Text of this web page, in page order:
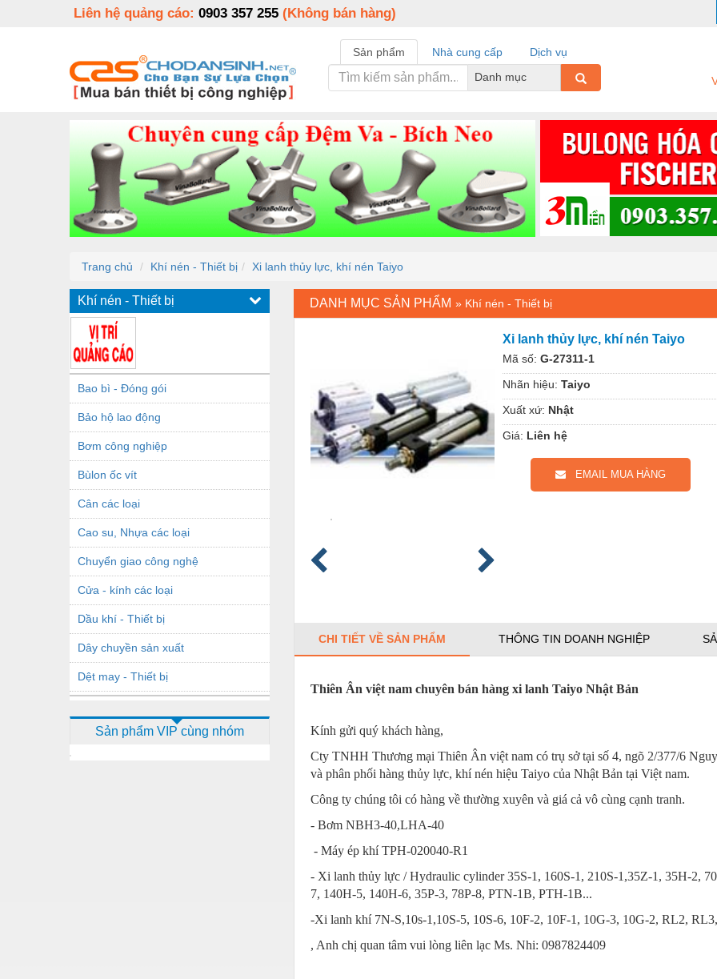
Liên hệ quảng cáo: 0903 357 255 (Không bán hàng)
Sản phẩm Nhà cung cấp
Dịch vụ
Danh mục
Trang chủ Khí nén - Thiết bị Xi lanh thủy lực, khí nén Taiyo
Khí nén - Thiết bị
Bao bì - Đóng gói
Bảo hộ lao động
Bơm công nghiệp
Bùlon ốc vít
Cân các loại
Cao su, Nhựa các loại
Chuyển giao công nghệ
Cửa - kính các loại
Dầu khí - Thiết bị
Dây chuyền sản xuất
Dệt may - Thiết bị
Dịch vụ - Thi công
Sản phẩm VIP cùng nhóm
DANH MỤC SẢN PHẨM » Khí nén - Thiết bị
Xi lanh thủy lực, khí nén Taiyo
Mã số: G-27311-1
Nhãn hiệu: Taiyo
Xuất xứ: Nhật
Giá: Liên hệ
EMAIL MUA HÀNG
CHI TIẾT VỀ SẢN PHẨM THÔNG TIN DOANH NGHIỆP
Thiên Ân việt nam chuyên bán hàng xi lanh Taiyo Nhật Bản
Kính gửi quý khách hàng,
Cty TNHH Thương mại Thiên Ân việt nam có trụ sở tại số 4, ngõ 2/377/6
và phân phối hàng thủy lực, khí nén hiệu Taiyo của Nhật Bản tại Việt nam.
Công ty chúng tôi có hàng về thường xuyên và giá cả vô cùng cạnh tranh.
- Bơm NBH3-40,LHA-40
- Máy ép khí TPH-020040-R1
- Xi lanh thủy lực / Hydraulic cylinder 35S-1, 160S-1, 210S-1,35Z-1, 35H-2,
7, 140H-5, 140H-6, 35P-3, 78P-8, PTN-1B, PTH-1B...
-Xi lanh khí 7N-S,10s-1,10S-5, 10S-6, 10F-2, 10F-1, 10G-3, 10G-2, RL2,
, Anh chị quan tâm vui lòng liên lạc Ms. Nhi: 0987824409